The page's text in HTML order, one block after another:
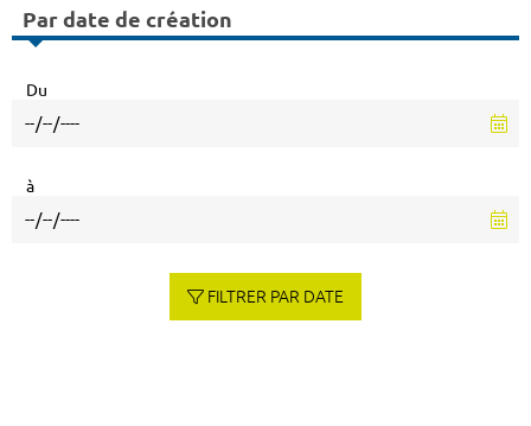
Par date de création
Du
à
FILTRER PAR DATE